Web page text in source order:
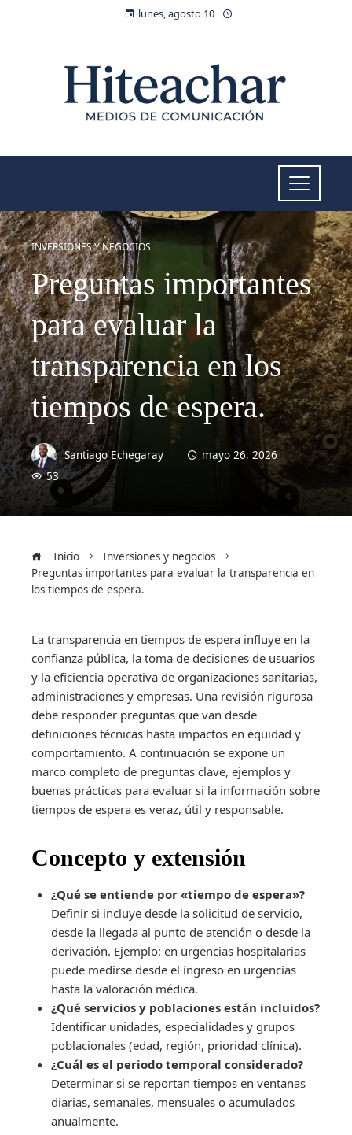
lunes, agosto 10
INVERSIONES Y NEGOCIOS
Preguntas importantes
para evaluar la
transparencia en los
tiempos de espera.
Santiago Echegaray
mayo 26, 2026
53
Inicio
Inversiones y negocios
Preguntas importantes para evaluar la transparencia en
los tiempos de espera.
La transparencia en tiempos de espera influye en la
confianza pública, la toma de decisiones de usuarios
y la eficiencia operativa de organizaciones sanitarias,
administraciones y empresas. Una revisión rigurosa
debe responder preguntas que van desde
definiciones técnicas hasta impactos en equidad y
comportamiento. A continuación se expone un
marco completo de preguntas clave, ejemplos y
buenas prácticas para evaluar si la información sobre
tiempos de espera es veraz, útil y responsable.
Concepto y extensión
¿Qué se entiende por «tiempo de espera»?
Definir si incluye desde la solicitud de servicio,
desde la llegada al punto de atención o desde la
derivación. Ejemplo: en urgencias hospitalarias
puede medirse desde el ingreso en urgencias
hasta la valoración médica.
¿Qué servicios y poblaciones están incluidos?
Identificar unidades, especialidades y grupos
poblacionales (edad, región, prioridad clínica).
¿Cuál es el periodo temporal considerado?
Determinar si se reportan tiempos en ventanas
diarias, semanales, mensuales o acumulados
anualmente.